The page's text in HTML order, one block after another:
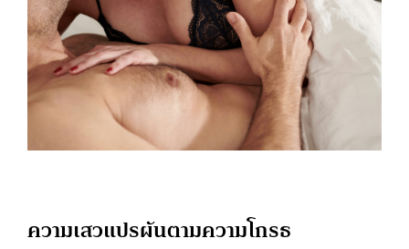
ความเสวแปรผันตามความโกรธ